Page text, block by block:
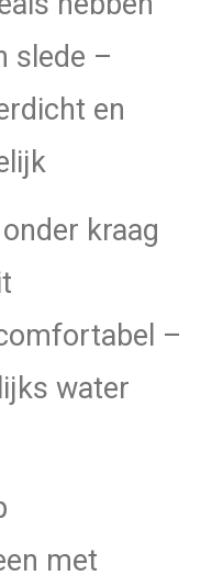
slede –
en
kraag
–
water
met